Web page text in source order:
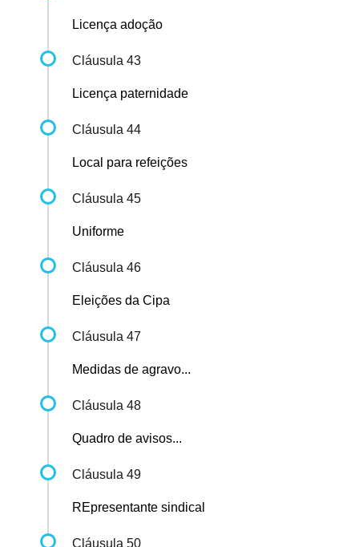
Licença adoção
Cláusula 43
Licença paternidade
Cláusula 44
Local para refeições
Cláusula 45
Uniforme
Cláusula 46
Eleições da Cipa
Cláusula 47
Medidas de agravo...
Cláusula 48
Quadro de avisos...
Cláusula 49
REpresentante sindical
Cláusula 50